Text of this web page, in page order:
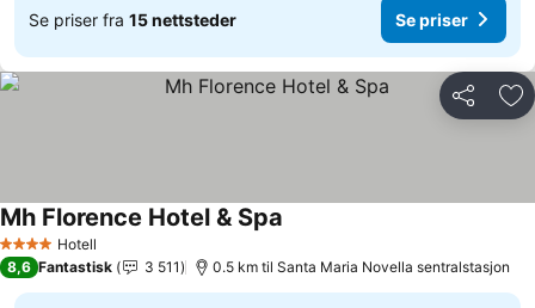
Se priser fra 15 nettsteder Se priser
Del
4 StjernerHotell
Mh Florence Hotel & Spa
8,6 Fantastisk 3 511 0.5 km til Santa Maria Novella sentralstasjon